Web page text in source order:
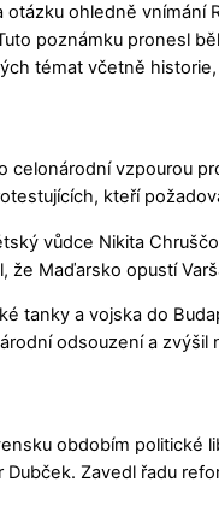
otázku ohledně
poznámku pronesl
témat včetně
celonárodní vzpourou
kteří
vůdce Nikita
že Maďarsko opustí
tanky a vojska do
odsouzení a
obdobím politické
Zavedl řadu